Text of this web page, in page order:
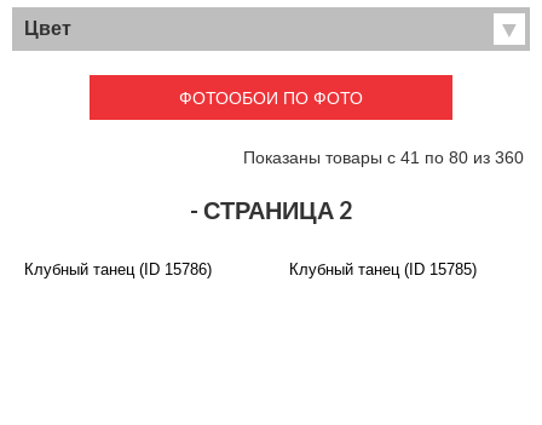
Хиты продаж
Фрески
Детские
Карты
Перспектива
Города
Живопись
Животный мир
Еда и напитки
Архитектура
Цвет
ФОТООБОИ ПО ФОТО
Показаны товары с 41 по 80 из 360
- СТРАНИЦА 2
Клубный танец (ID 15786) Клубный танец (ID 15785)